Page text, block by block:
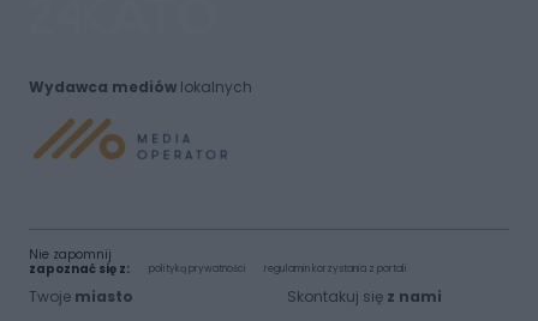
Wydawca mediówlokalnych
Nie zapomnij
zapoznać się z:
polityką prywatności regulamin korzystania z portali
Twoje miasto Skontakuj się z nami